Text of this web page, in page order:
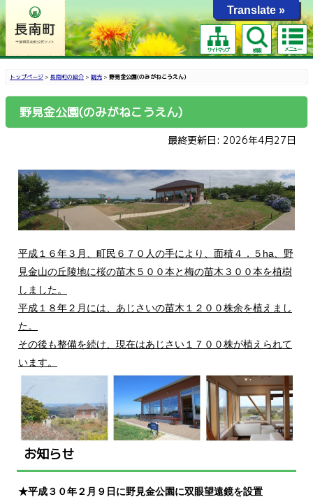
サイトマップ 検索 メニュー
トップページ > 長南町の紹介 > 観光 > 野見金公園(のみがねこうえん)
野見金公園(のみがねこうえん)
最終更新日: 2026年4月27日
平成１６年３月、町民６７０人の手により、面積４．５ha、野
見金山の丘陵地に桜の苗木５００本と梅の苗木３００本を植樹
しました。
平成１８年２月には、あじさいの苗木１２００株余を植えまし
た。
その後も整備を続け、現在はあじさい１７００株が植えられて
います。
お知らせ
★平成３０年２月９日に野見金公園に双眼望遠鏡を設置
Translate »